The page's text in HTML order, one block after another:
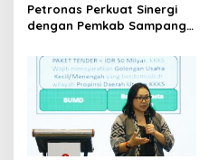
Petronas Perkuat Sinergi
dengan Pemkab Sampang